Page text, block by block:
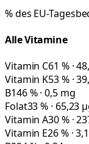
% des EU-
Alle Vitamine
Vitamin C61 % ·
Vitamin K53 % ·
B146 % · 0,5 mg
Folat33 % · 65,23
Vitamin A30 % ·
Vitamin E26 % ·